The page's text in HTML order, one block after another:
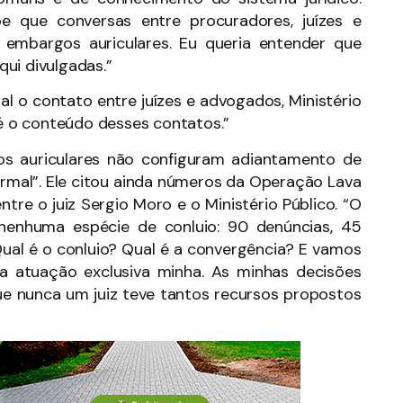
que conversas entre procuradores, juízes e
auriculares. Eu queria entender que
divulgadas.”
o contato entre juízes e advogados, Ministério
o conteúdo desses contatos.”
auriculares não configuram adiantamento de
Ele citou ainda números da Operação Lava
o juiz Sergio Moro e o Ministério Público. “O
espécie de conluio: 90 denúncias, 45
é o conluio? Qual é a convergência? E vamos
exclusiva minha. As minhas decisões
nunca um juiz teve tantos recursos propostos